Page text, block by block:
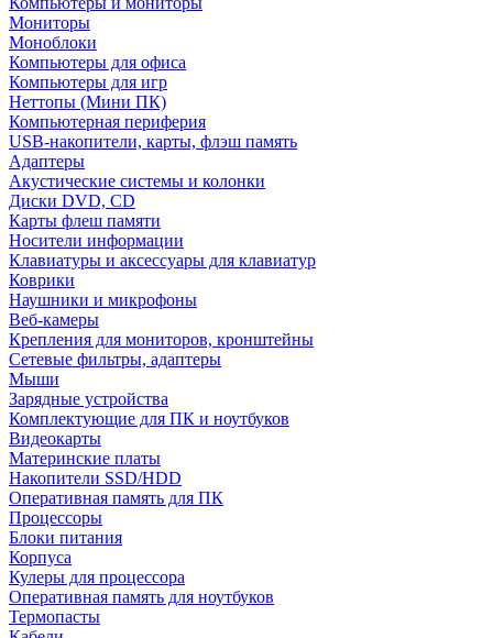
Мониторы
Моноблоки
Компьютеры для офиса
Компьютеры для игр
Неттопы (Мини ПК)
Компьютерная периферия
USB-накопители, карты, флэш память
Адаптеры
Акустические системы и колонки
Диски DVD, CD
Карты флеш памяти
Носители информации
Клавиатуры и аксессуары для клавиатур
Коврики
Наушники и микрофоны
Веб-камеры
Крепления для мониторов, кронштейны
Сетевые фильтры, адаптеры
Мыши
Зарядные устройства
Комплектующие для ПК и ноутбуков
Видеокарты
Материнские платы
Накопители SSD/HDD
Оперативная память для ПК
Процессоры
Блоки питания
Корпуса
Кулеры для процессора
Оперативная память для ноутбуков
Термопасты